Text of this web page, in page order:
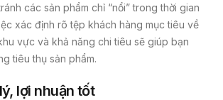
các sản phẩm chỉ “nổi” trong thời gian
xác định rõ tệp khách hàng mục tiêu về
vực và khả năng chi tiêu sẽ giúp bạn
tiêu thụ sản phẩm.
lợi nhuận tốt